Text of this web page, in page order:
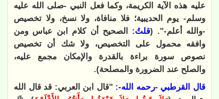
عليه هذه الآية الكريمة، وكما فعل النبي -صلى الله عليه
وسلم- يوم الحديبية؛ فلا منافاة، ولا نسخ، ولا تخصيص
-والله أعلم-". (قلتُ: الصحيح أن كلام ابن عباس ومن
وافقه محمول على التخصيص، ولا شك أن تخصيص
نصوص سورة براءة بالقدرة والإمكان مجمع عليه،
والصلح عند الضرورة والمصلحة).
قال القرطبي -رحمه الله-: "قال ابن العربي: قد قال الله